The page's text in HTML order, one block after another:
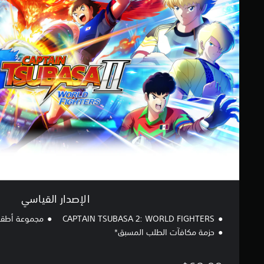
ص
د
ا
ر
ا
ل
ق
ي
ا
س
ي
الإصدار القياسي
CAPTAIN TSUBASA 2: WORLD FIGHTERS
حزمة مكافآت الطلب المسبق*
مجموعة